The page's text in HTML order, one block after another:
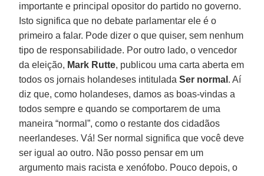
importante e principal opositor do partido no governo.
Isto significa que no debate parlamentar ele é o
primeiro a falar. Pode dizer o que quiser, sem nenhum
tipo de responsabilidade. Por outro lado, o vencedor
da eleição, Mark Rutte, publicou uma carta aberta em
todos os jornais holandeses intituladaSer normal . Aí
diz que, como holandeses, damos as boas-vindas a
todos sempre e quando se comportarem de uma
maneira “normal”, como o restante dos cidadãos
neerlandeses. Vá! Ser normal significa que você deve
ser igual ao outro. Não posso pensar em um
argumento mais racista e xenófobo. Pouco depois, o